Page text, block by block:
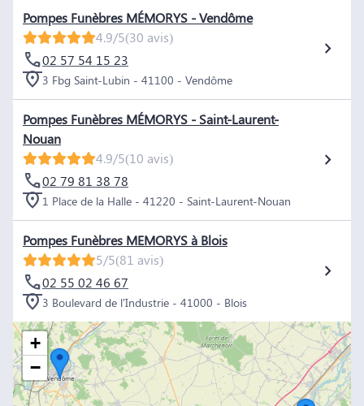
Pompes Funèbres MÉMORYS - Vendôme
4.9/5(30 avis)
02 57 54 15 23
3 Fbg Saint-Lubin - 41100 - Vendôme
Pompes Funèbres MÉMORYS - Saint-Laurent-
Nouan
4.9/5(10 avis)
02 79 81 38 78
1 Place de la Halle - 41220 - Saint-Laurent-Nouan
Pompes Funèbres MEMORYS à Blois
5/5(81 avis)
02 55 02 46 67
3 Boulevard de l'Industrie - 41000 - Blois
+
−